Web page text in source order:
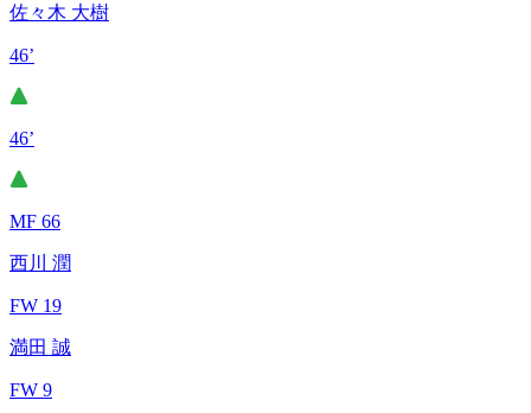
佐々木 大樹
46’
46’
MF 66
西川 潤
FW 19
満田 誠
FW 9